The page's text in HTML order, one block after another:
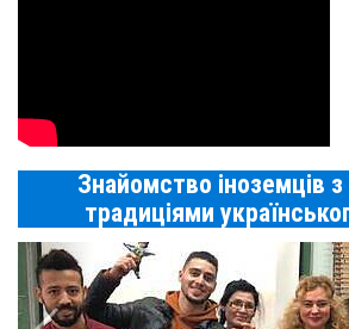
Знайомство іноземців з
традиціями